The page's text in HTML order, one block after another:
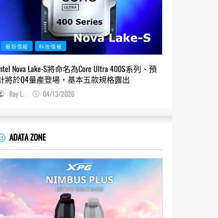
最新情報 科技情報
Nova Lake-S將命名為Core Ultra 400S系列、預
將於Q4量產登場，基本五款規格露出
Ray L. 04/13/2026
ADATA ZONE